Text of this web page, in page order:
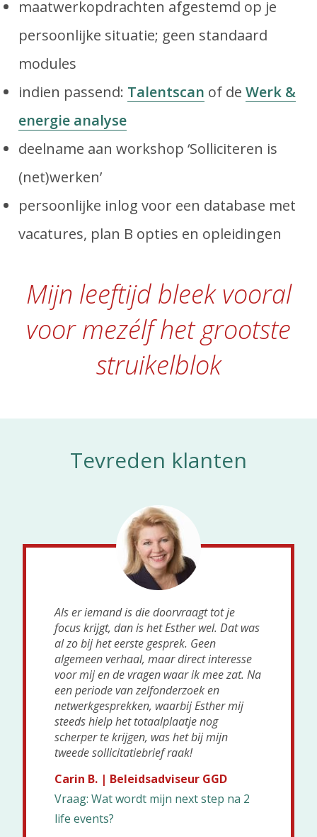
maatwerkopdrachten afgestemd op je
persoonlijke situatie; geen standaard
modules
indien passend: Talentscan of deWerk &
energie analyse
deelname aan workshop ‘Solliciteren is
(net)werken’
persoonlijke inlog voor een database met
vacatures, plan B opties en opleidingen
Mijn leeftijd bleek vooral
voor mezélf het grootste
struikelblok
Tevreden klanten
Als er iemand is die doorvraagt tot je
focus krijgt, dan is het Esther wel. Dat was
al zo bij het eerste gesprek. Geen
algemeen verhaal, maar direct interesse
voor mij en de vragen waar ik mee zat. Na
een periode van zelfonderzoek en
netwerkgesprekken, waarbij Esther mij
steeds hielp het totaalplaatje nog
scherper te krijgen, was het bij mijn
tweede sollicitatiebrief raak!
Carin B. | Beleidsadviseur GGD
Vraag: Wat wordt mijn next step na 2
life events?